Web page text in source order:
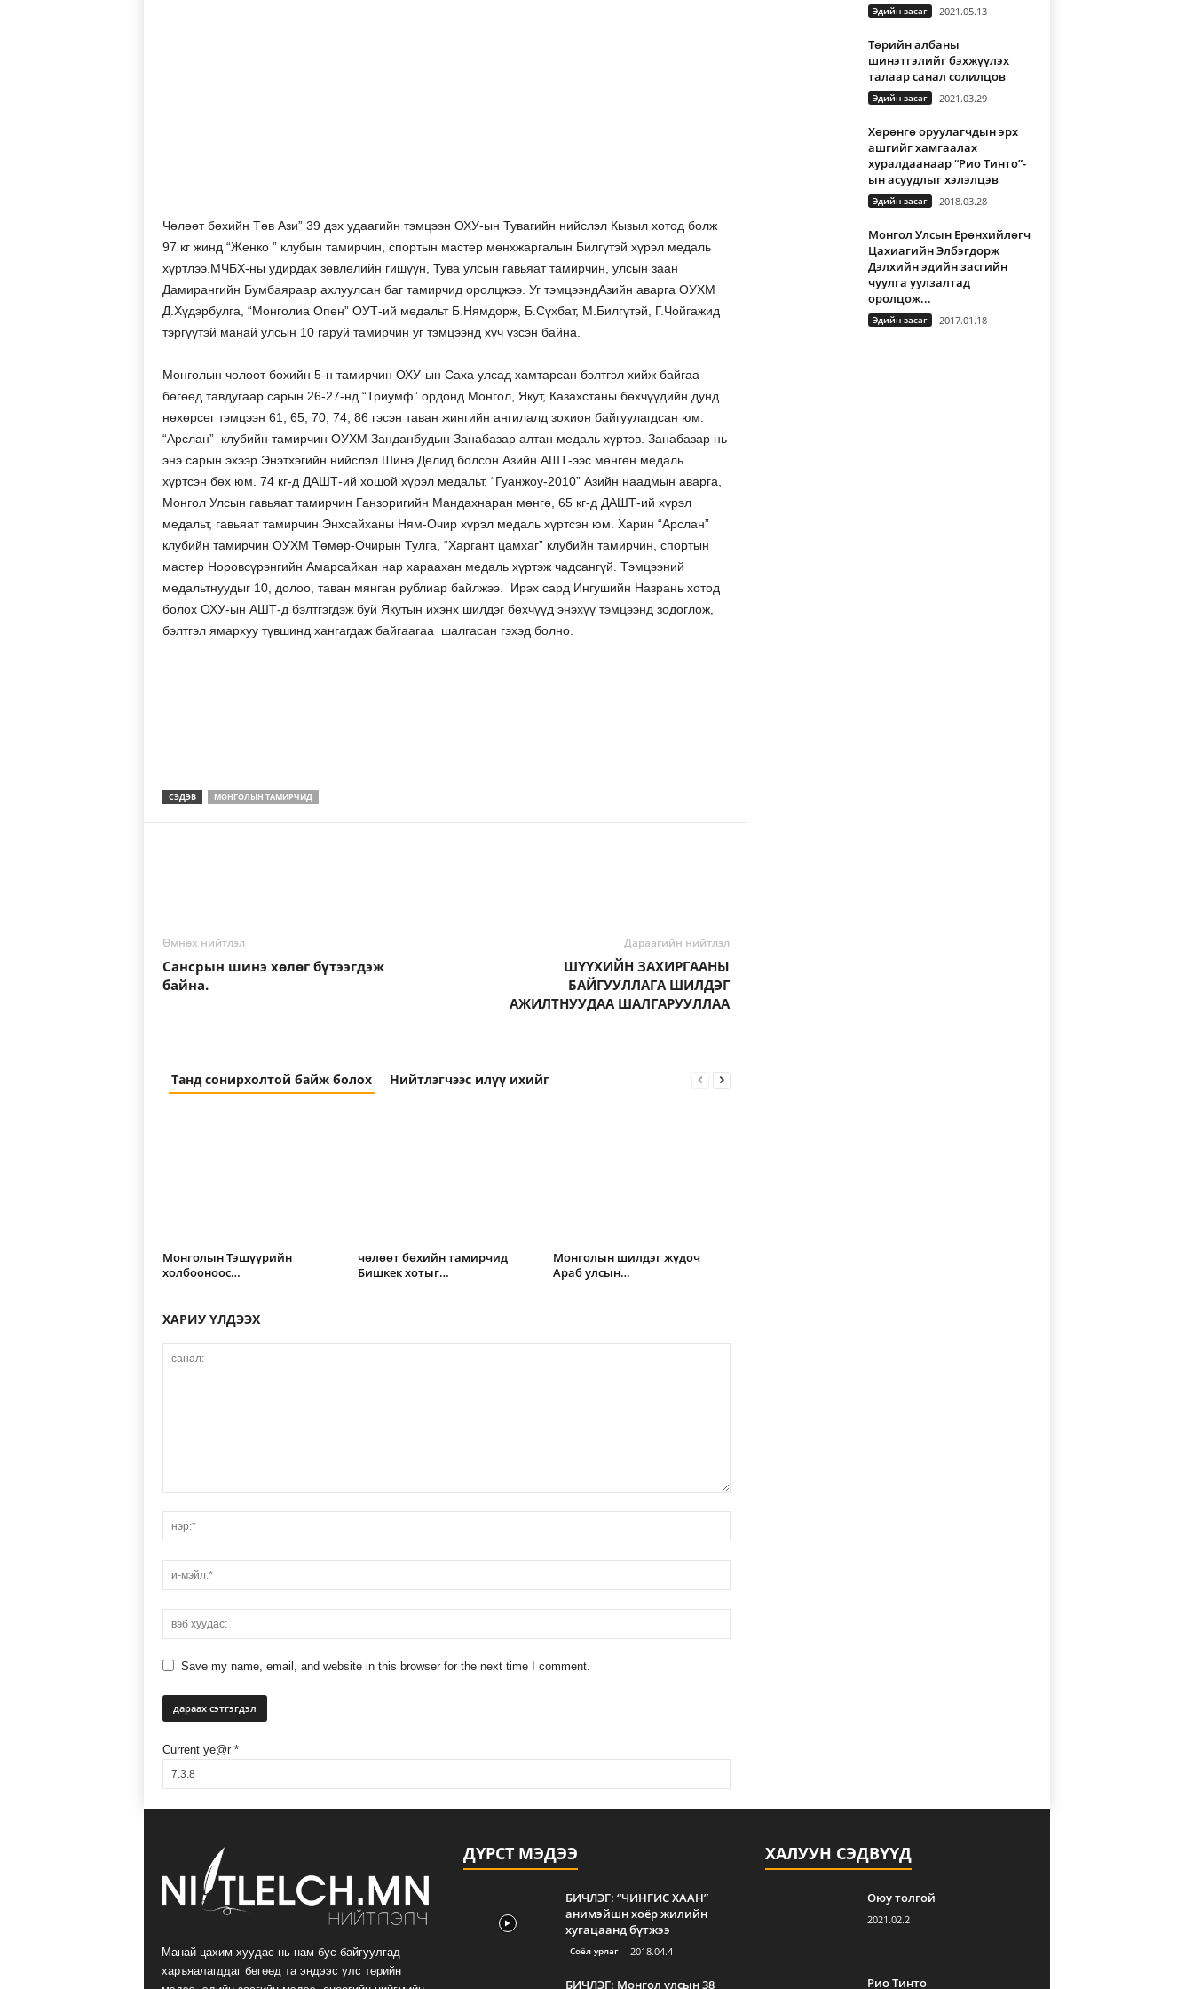
Чөлөөт бөхийн Төв Ази” 39 дэх удаагийн тэмцээн ОХУ-ын Тувагийн нийслэл Кызыл хотод болж
97 кг жинд “Женко ” клубын тамирчин, спортын мастер мөнхжаргалын Билгүтэй хүрэл медаль
хүртлээ.МЧБХ-ны удирдах зөвлөлийн гишүүн, Тува улсын гавьяат тамирчин, улсын заан
Дамирангийн Бумбаяраар ахлуулсан баг тамирчид оролцжээ. Уг тэмцээндАзийн аварга ОУХМ
Д.Хүдэрбулга, “Монголиа Опен” ОУТ-ий медальт Б.Нямдорж, Б.Сүхбат, М.Билгүтэй, Г.Чойгажид
тэргүүтэй манай улсын 10 гаруй тамирчин уг тэмцээнд хүч үзсэн байна.
Монголын чөлөөт бөхийн 5-н тамирчин ОХУ-ын Саха улсад хамтарсан бэлтгэл хийж байгаа
бөгөөд тавдугаар сарын 26-27-нд “Триумф” ордонд Монгол, Якут, Казахстаны бөхчүүдийн дунд
нөхөрсөг тэмцээн 61, 65, 70, 74, 86 гэсэн таван жингийн ангилалд зохион байгуулагдсан юм.
“Арслан” клубийн тамирчин ОУХМ Занданбудын Занабазар алтан медаль хүртэв. Занабазар нь
энэ сарын эхээр Энэтхэгийн нийслэл Шинэ Делид болсон Азийн АШТ-ээс мөнгөн медаль
хүртсэн бөх юм. 74 кг-д ДАШТ-ий хошой хүрэл медальт, “Гуанжоу-2010” Азийн наадмын аварга,
Монгол Улсын гавьяат тамирчин Ганзоригийн Мандахнаран мөнгө, 65 кг-д ДАШТ-ий хүрэл
медальт, гавьяат тамирчин Энхсайханы Ням-Очир хүрэл медаль хүртсэн юм. Харин “Арслан”
клубийн тамирчин ОУХМ Төмөр-Очирын Тулга, “Харгант цамхаг” клубийн тамирчин, спортын
мастер Норовсүрэнгийн Амарсайхан нар хараахан медаль хүртэж чадсангүй. Тэмцээний
медальтнуудыг 10, долоо, таван мянган рублиар байлжээ. Ирэх сард Ингушийн Назрань хотод
болох ОХУ-ын АШТ-д бэлтгэгдэж буй Якутын ихэнх шилдэг бөхчүүд энэхүү тэмцээнд зодоглож,
бэлтгэл ямархуу түвшинд хангагдаж байгаагаа шалгасан гэхэд болно.
СЭДЭВ МОНГОЛЫН ТАМИРЧИД
Өмнөх нийтлэл
Сансрын шинэ хөлөг бүтээгдэж
байна.
Дараагийн нийтлэл
ШҮҮХИЙН ЗАХИРГААНЫ
БАЙГУУЛЛАГА ШИЛДЭГ
АЖИЛТНУУДАА ШАЛГАРУУЛЛАА
Танд сонирхолтой байж болох Нийтлэгчээс илүү ихийг
Монголын Тэшүүрийн
холбооноос…
чөлөөт бөхийн тамирчид
Бишкек хотыг…
Монголын шилдэг жүдоч
Араб улсын…
ХАРИУ ҮЛДЭЭХ
Save my name, email, and website in this browser for the next time I comment.
Current ye@r *
Эдийн засаг 2021.05.13
Төрийн албаны
шинэтгэлийг бэхжүүлэх
талаар санал солилцов
Эдийн засаг 2021.03.29
Хөрөнгө оруулагчдын эрх
ашгийг хамгаалах
хуралдаанаар “Рио Тинто”-
ын асуудлыг хэлэлцэв
Эдийн засаг 2018.03.28
Монгол Улсын Ерөнхийлөгч
Цахиагийн Элбэгдорж
Дэлхийн эдийн засгийн
чуулга уулзалтад
оролцож...
Эдийн засаг 2017.01.18
Манай цахим хуудас нь нам бус байгуулгад
харъяалагддаг бөгөөд та эндээс улс төрийн
ДҮРСТ МЭДЭЭ
БИЧЛЭГ: “ЧИНГИС ХААН”
анимэйшн хоёр жилийн
хугацаанд бүтжээ
Соёл урлаг 2018.04.4
БИЧЛЭГ: Монгол улсын 38
ХАЛУУН СЭДВҮҮД
Оюу толгой
2021.02.2
Рио Тинто